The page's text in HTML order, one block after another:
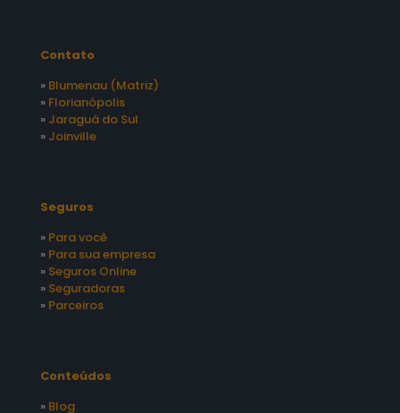
Contato
» Blumenau (Matriz)
» Florianópolis
» Jaraguá do Sul
» Joinville
Seguros
» Para você
» Para sua empresa
» Seguros Online
» Seguradoras
» Parceiros
Conteúdos
» Blog